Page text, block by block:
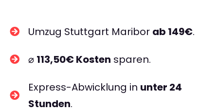
Umzug Stuttgart Maribor ab 149€.
⌀ 113,50€ Kosten sparen.
Express-Abwicklung in unter 24
Stunden.